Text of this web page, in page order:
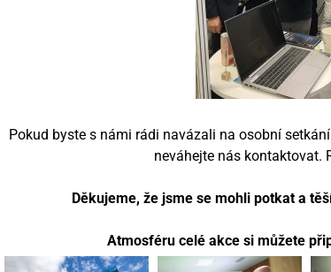
Pokud byste s námi rádi navázali na osobní
neváhejte nás kontaktovat.
Děkujeme, že jsme se mohli potkat a
Atmosféru celé akce si můžete